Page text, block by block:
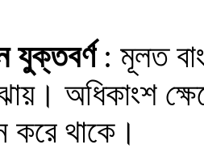
যুক্তবর্ণ: মূলত
অধিকাংশ
করে থাকে।